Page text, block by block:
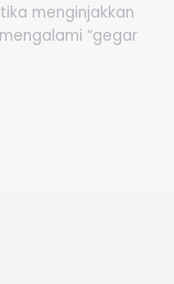
menginjakkan
“gegar